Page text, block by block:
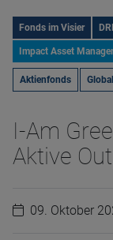
Fonds im Visier
Impact Asset
Aktienfonds Global
I-Am
Aktive
09. Oktober